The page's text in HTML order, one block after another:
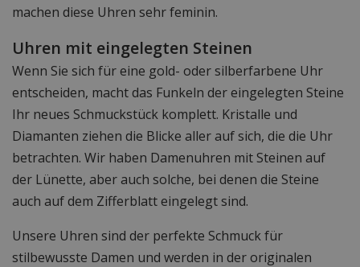
machen diese Uhren sehr feminin.
Uhren mit eingelegten Steinen
Wenn Sie sich für eine gold- oder silberfarbene Uhr
entscheiden, macht das Funkeln der eingelegten Steine
Ihr neues Schmuckstück komplett. Kristalle und
Diamanten ziehen die Blicke aller auf sich, die die Uhr
betrachten. Wir haben Damenuhren mit Steinen auf
der Lünette, aber auch solche, bei denen die Steine
auch auf dem Zifferblatt eingelegt sind.
Unsere Uhren sind der perfekte Schmuck für
stilbewusste Damen und werden in der originalen